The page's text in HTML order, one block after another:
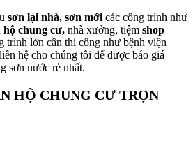
sơn lại nhà, sơn mới các công trình như
hộ chung cư, nhà xưởng, tiệm shop
trình lớn cần thi công như bệnh viện
hệ cho chúng tôi để được báo giá
sơn nước rẻ nhất.
HỘ CHUNG CƯ TRỌN